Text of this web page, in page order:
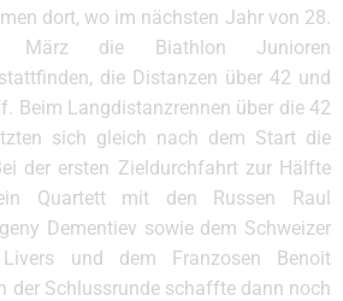
dort, wo im nächsten Jahr von 28.
die Biathlon Junioren
die Distanzen über 42 und
Beim Langdistanzrennen über die 42
sich gleich nach dem Start die
der ersten Zieldurchfahrt zur Hälfte
Quartett mit den Russen Raul
Dementiev sowie dem Schweizer
und dem Franzosen Benoit
der Schlussrunde schaffte dann noch